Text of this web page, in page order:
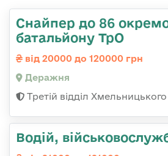
Снайпер до 86
батальйону ТрО
від 20000 до 120000 грн
Деражня
Третій відділ
Водій,